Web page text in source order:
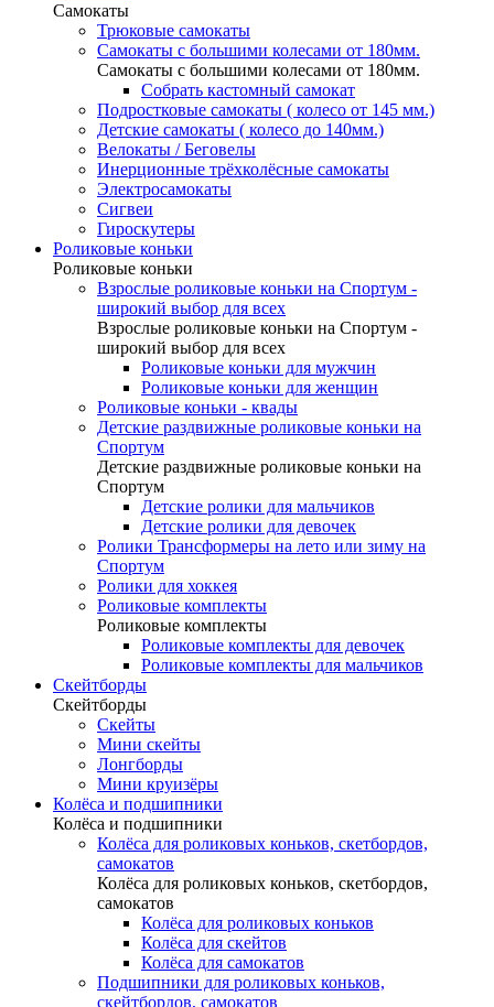
Самокаты
Трюковые самокаты
Самокаты с большими колесами от 180мм.
Самокаты с большими колесами от 180мм.
Собрать кастомный самокат
Подростковые самокаты ( колесо от 145 мм.)
Детские самокаты ( колесо до 140мм.)
Велокаты / Беговелы
Инерционные трёхколёсные самокаты
Электросамокаты
Сигвеи
Гироскутеры
Роликовые коньки
Роликовые коньки
Взрослые роликовые коньки на Спортум -
широкий выбор для всех
Взрослые роликовые коньки на Спортум -
широкий выбор для всех
Роликовые коньки для мужчин
Роликовые коньки для женщин
Роликовые коньки - квады
Детские раздвижные роликовые коньки на
Спортум
Детские раздвижные роликовые коньки на
Спортум
Детские ролики для мальчиков
Детские ролики для девочек
Ролики Трансформеры на лето или зиму на
Спортум
Ролики для хоккея
Роликовые комплекты
Роликовые комплекты
Роликовые комплекты для девочек
Роликовые комплекты для мальчиков
Скейтборды
Скейтборды
Скейты
Мини скейты
Лонгборды
Мини круизёры
Колёса и подшипники
Колёса и подшипники
Колёса для роликовых коньков, скетбордов,
самокатов
Колёса для роликовых коньков, скетбордов,
самокатов
Колёса для роликовых коньков
Колёса для скейтов
Колёса для самокатов
Подшипники для роликовых коньков,
скейтбордов, самокатов